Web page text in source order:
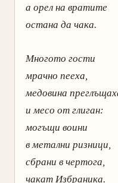
а орел на вратите
остана да чака.
Многото гости
мрачно пееха,
медовина
и месо от глиган:
могъщи воини
в метални ризници,
сбрани в чертога,
чакат Избраника.